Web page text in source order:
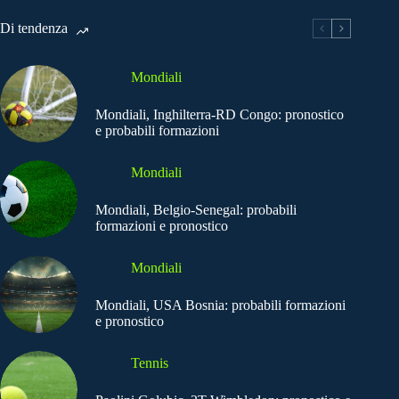
Di tendenza
Mondiali
Mondiali, Inghilterra-RD Congo: pronostico
e probabili formazioni
Mondiali
Mondiali, Belgio-Senegal: probabili
formazioni e pronostico
Mondiali
Mondiali, USA Bosnia: probabili formazioni
e pronostico
Tennis